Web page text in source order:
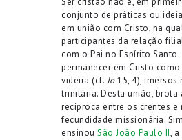
conjunto de práticas ou
em união com Cristo, na
participantes da relação
com o Pai no Espírito Santo.
permanecer em Cristo
videira (cf.Jo15, 4), imersos
trinitária. Desta união, brota
recíproca entre os crentes e
fecundidade missionária.
ensinou São João Paulo II,